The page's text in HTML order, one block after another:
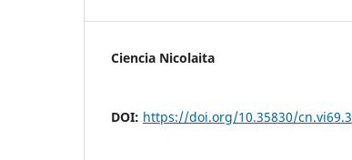
Ciencia Nicolaita
DOI: https://doi.org/10.35830/